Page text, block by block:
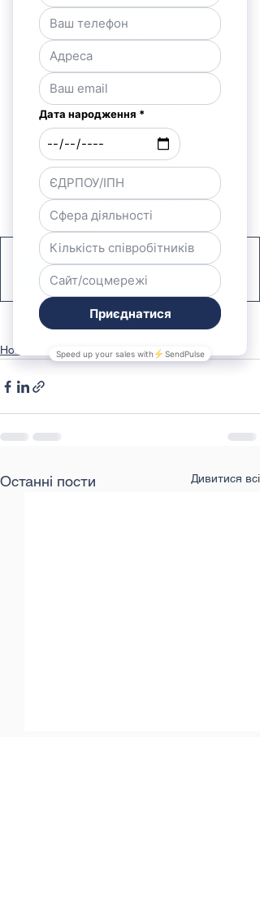
ЗМІСТ ДАЙДЖЕСТУ:
Розвиток громадянського
суспільства
Охорона здоров'я
Малий та середній бізнес
Екологія та енергозбереження
Наука та інновації
Культура та туризм
Освіта та стажування
Постійно діючі програми
Завантажити:
digest2023_12.pdf
Завантажити PDF • 4.04MB
Новини
Останні пости Дивитися всі